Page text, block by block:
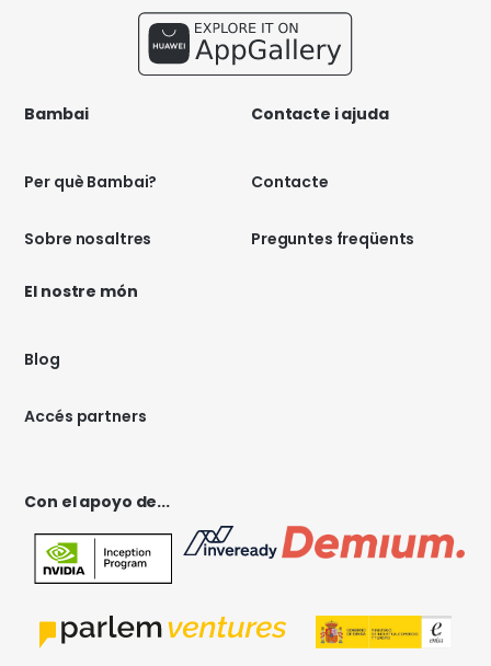
Bambai
Per què Bambai?
Sobre nosaltres
Contacte i ajuda
Contacte
Preguntes freqüents
El nostre món
Blog
Accés partners
Con el apoyo de...